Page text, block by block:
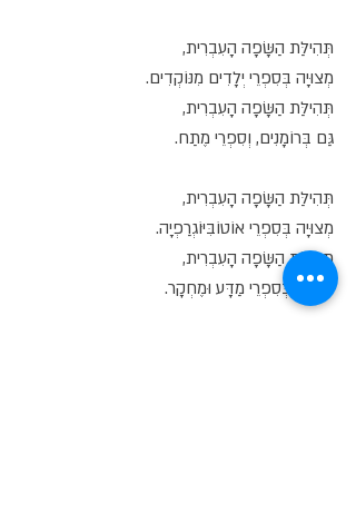
תְּהִילַּת הַשָּׂפָה הָעִבְרִית,
מְצוּיָה בְּסִפְרֵי יְלָדִים מִנּוֹקְדִים.
תְּהִילַּת הַשָּׂפָה הָעִבְרִית,
גַּם בְּרוֹמָנִים, וְסִפְרֵי מֶתַח.
תְּהִילַּת הַשָּׂפָה הָעִבְרִית,
מְצוּיָה בְּסִפְרֵי אוֹטוֹבִּיּוֹגְרַפְיָה.
תְּהִילַּת הַשָּׂפָה הָעִבְרִית,
מְצוּיָה בְּסִפְרֵי מַדָּע וּמֶחְקָר.